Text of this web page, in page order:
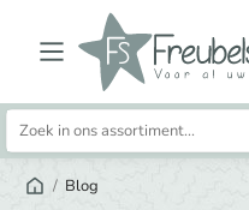
Zoeken
naar:
/ Blog